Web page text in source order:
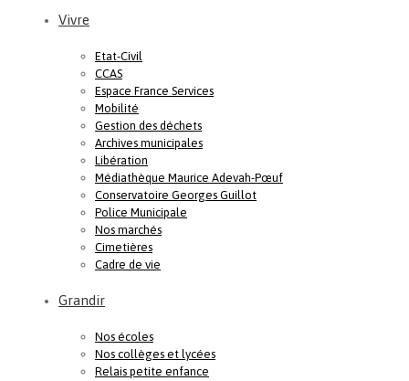
Vivre
Etat-Civil
CCAS
Espace France Services
Mobilité
Gestion des déchets
Archives municipales
Libération
Médiathèque Maurice Adevah-Pœuf
Conservatoire Georges Guillot
Police Municipale
Nos marchés
Cimetières
Cadre de vie
Grandir
Nos écoles
Nos collèges et lycées
Relais petite enfance